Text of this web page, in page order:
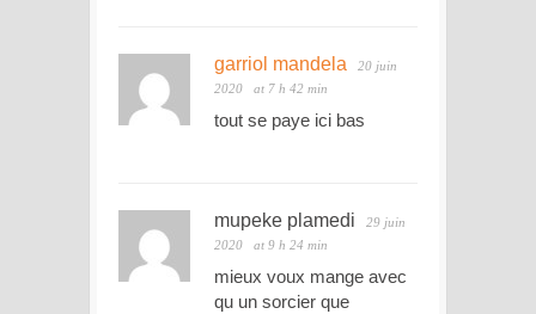
garriol mandela
20 juin
2020
at 7 h 42 min
tout se paye ici bas
mupeke plamedi
29 juin
2020
at 9 h 24 min
mieux voux mange avec
qu un sorcier que